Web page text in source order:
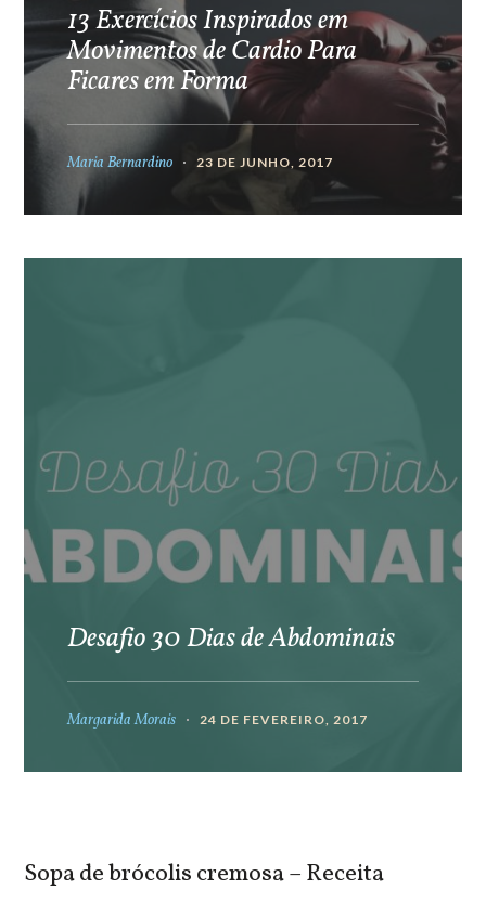
13 Exercícios Inspirados em
Movimentos de Cardio Para
Ficares em Forma
Maria Bernardino 23 DE JUNHO, 2017
Desafio 30 Dias de Abdominais
Margarida Morais 24 DE FEVEREIRO, 2017
Sopa de brócolis cremosa – Receita